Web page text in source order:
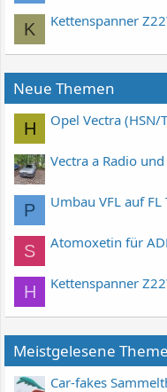
K Kettenspanner
Neue Themen
H Opel Vectra (HSN/
Vectra a Radio
P Umbau VFL auf FL
S Atomoxetin für
H Kettenspanner
Meistgelesene
Car-fakes